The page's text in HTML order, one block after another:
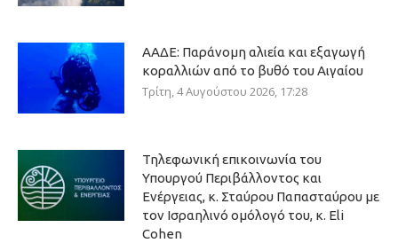
ΑΑΔΕ: Παράνομη αλιεία και εξαγωγή
κοραλλιών από το βυθό του Αιγαίου
Τρίτη, 4 Αυγούστου 2026, 17:28
Τηλεφωνική επικοινωνία του
Υπουργού Περιβάλλοντος και
Ενέργειας, κ. Σταύρου Παπασταύρου με
τον Ισραηλινό ομόλογό του, κ. Eli
Cohen